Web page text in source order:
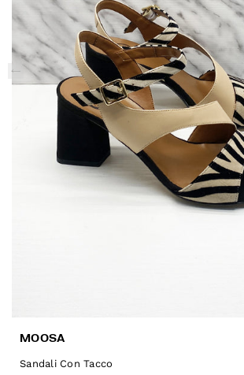
MOOSA
Sandali Con Tacco